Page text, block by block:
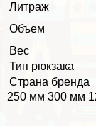
Литраж
Объем
Вес
Тип рюкзака
Страна бренда
250 мм 300 мм